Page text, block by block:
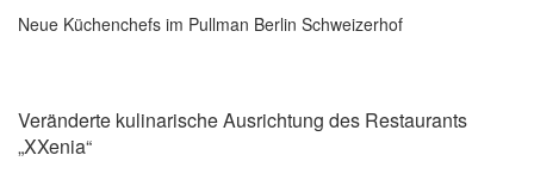
Neue Küchenchefs im Pullman Berlin Schweizerhof
Veränderte kulinarische Ausrichtung des Restaurants
„XXenia“